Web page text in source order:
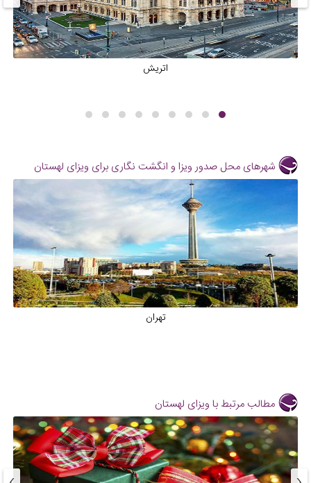
اتریش
شهرهای محل صدور ویزا و انگشت نگاری برای ویزای لهستان
تهران
مطالب مرتبط با ویزای لهستان